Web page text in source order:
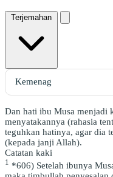
Terjemahan
Dan hati ibu Musa menjadi
menyatakannya (rahasia
teguhkan hatinya, agar dia
(kepada janji Allah).
Catatan kaki
1 *606) Setelah ibunya